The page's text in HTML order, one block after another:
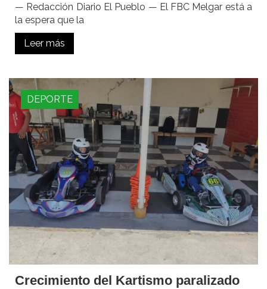
— Redacción Diario El Pueblo — El FBC Melgar está a
la espera que la
Leer más
DEPORTE
Crecimiento del Kartismo paralizado